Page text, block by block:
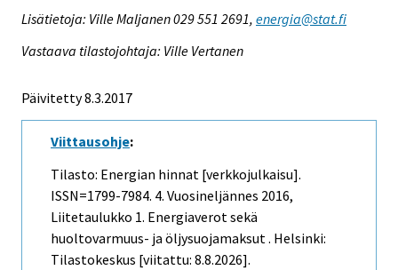
Lisätietoja: Ville Maljanen 029 551 2691, energia@stat.fi
Vastaava tilastojohtaja: Ville Vertanen
Päivitetty 8.3.2017
Viittausohje:
Tilasto: Energian hinnat [verkkojulkaisu].
ISSN=1799-7984. 4. Vuosineljännes 2016,
Liitetaulukko 1. Energiaverot sekä
huoltovarmuus- ja öljysuojamaksut . Helsinki:
Tilastokeskus [viitattu: 8.8.2026].